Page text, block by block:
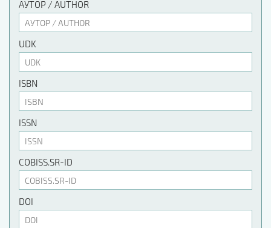
АУТОР / AUTHOR
UDK
ISBN
ISSN
COBISS.SR-ID
DOI